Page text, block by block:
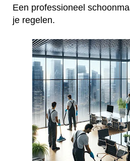
Een professioneel
je regelen.